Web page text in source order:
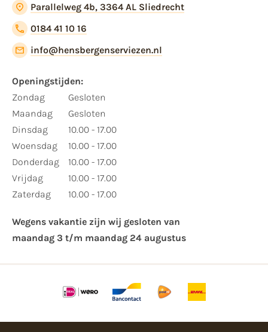
Parallelweg 4b, 3364 AL Sliedrecht
0184 41 10 16
info@hensbergenserviezen.nl
Openingstijden:​
​Zondag
Maandag
Dinsdag
Woensdag
Donderdag
Vrijdag
Zaterdag
Gesloten
Gesloten
10.00 - 17.00
10.00 - 17.00
10.00 - 17.00
10.00 - 17.00
10.00 - 17.00
Wegens vakantie zijn wij gesloten van ​
maandag 3 t/m maandag 24 augustus